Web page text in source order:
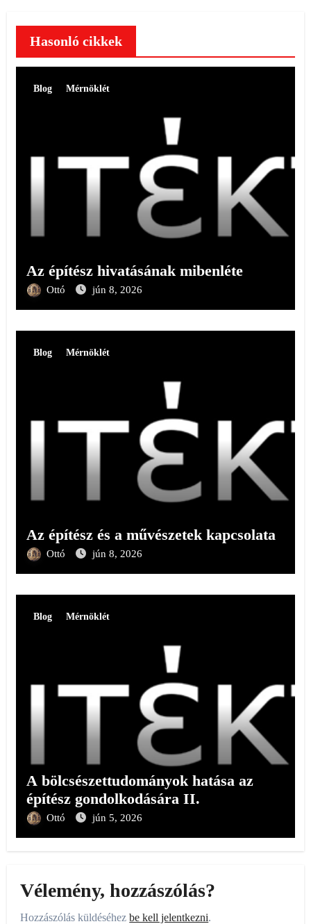
Hasonló cikkek
Blog Mérnöklét
Az építész hivatásának mibenléte
Ottó jún 8, 2026
Blog Mérnöklét
Az építész és a művészetek kapcsolata
Ottó jún 8, 2026
Blog Mérnöklét
A bölcsészettudományok hatása az
építész gondolkodására II.
Ottó jún 5, 2026
Vélemény, hozzászólás?
Hozzászólás küldéséhezbe kell jelentkezni.